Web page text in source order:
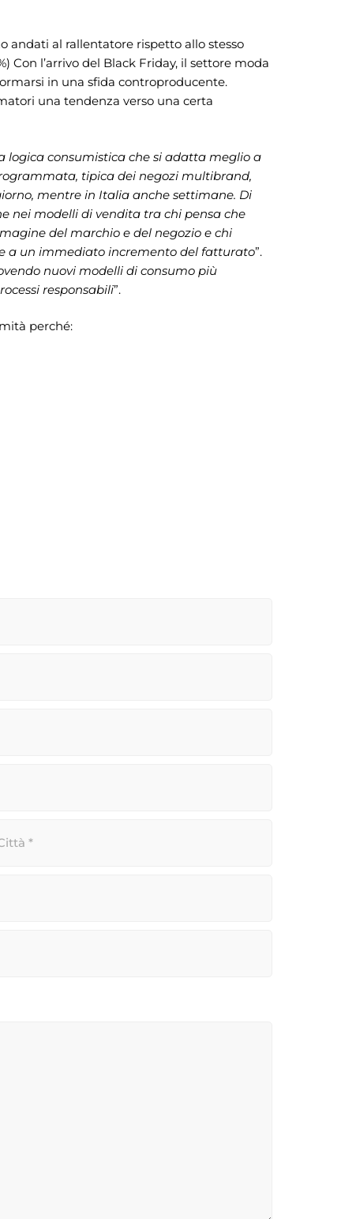
andati al rallentatore rispetto allo stesso
Con l’arrivo del Black Friday, il settore moda
in una sfida controproducente.
una tendenza verso una certa
logica consumistica che si adatta meglio a
tipica dei negozi multibrand,
mentre in Italia anche settimane. Di
nei modelli di vendita tra chi pensa che
del marchio e del negozio e chi
a un immediato incremento del fatturato”.
nuovi modelli di consumo più
responsabili”.
perché: